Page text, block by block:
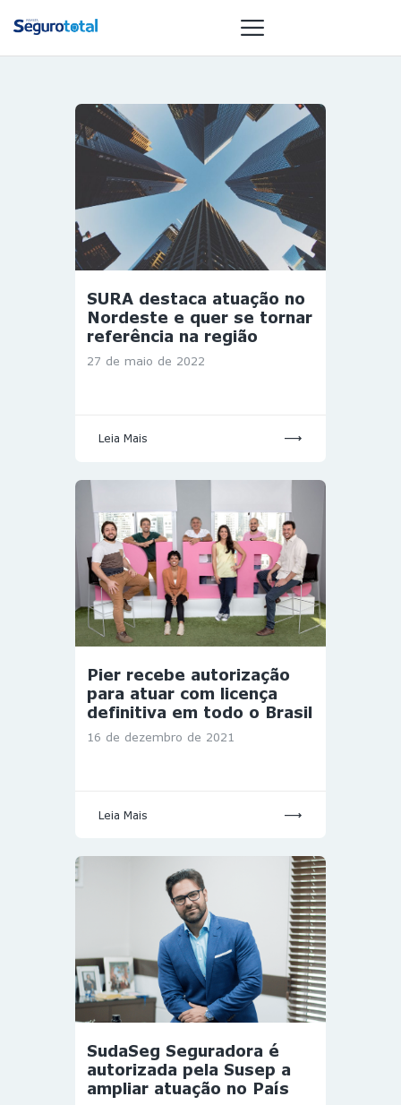
NOTÍCIAS
REVISTA
ESPECIAIS
GAIVOTA DE
OURO
ST SUMMIT
GESTORAS
HOMEST
HOME
SURA destaca atuação no
Nordeste e quer se tornar
referência na região
27 de maio de 2022
Leia Mais
Pier recebe autorização
para atuar com licença
definitiva em todo o Brasil
16 de dezembro de 2021
Leia Mais
SudaSeg Seguradora é
autorizada pela Susep a
ampliar atuação no País